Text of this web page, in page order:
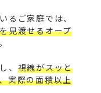
るご家庭では、
見渡せるオープ
、 視線がスッと
実際の面積以上